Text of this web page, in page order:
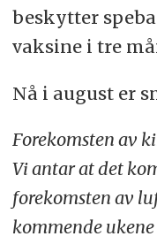
beskytter
vaksine i tre
Nå i august er
Forekomsten av
Vi antar at det
forekomsten av
kommende